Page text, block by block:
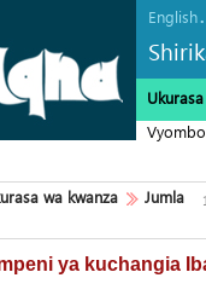
English.
wa kwanza
Jumla
ya kuchangia